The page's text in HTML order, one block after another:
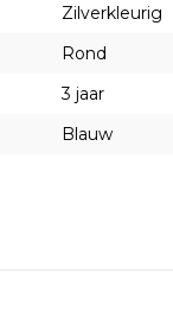
Zilverkleurig
Rond
3 jaar
Blauw